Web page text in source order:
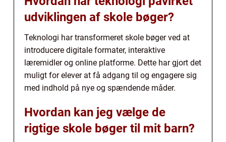
udviklingen af skole bøger?
Teknologi har transformeret skole bøger ved at
introducere digitale formater, interaktive
læremidler og online platforme. Dette har gjort det
muligt for elever at få adgang til og engagere sig
med indhold på nye og spændende måder.
Hvordan kan jeg vælge de
rigtige skole bøger til mit barn?